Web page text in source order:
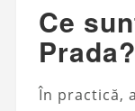
Ce
Prada?
În practică,